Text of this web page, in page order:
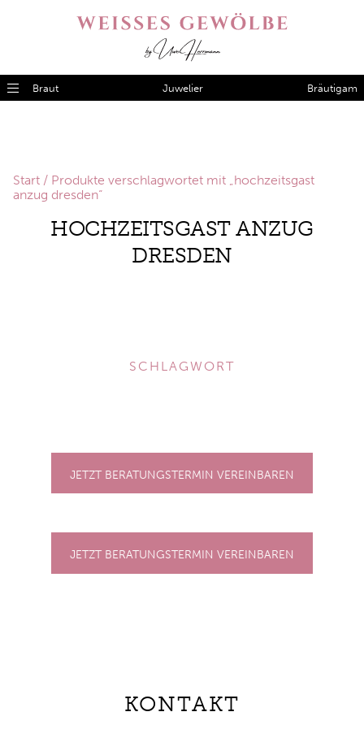
Braut Juwelier Bräutigam
Start / Produkte verschlagwortet mit „hochzeitsgast
anzug dresden“
HOCHZEITSGAST ANZUG
DRESDEN
SCHLAGWORT
JETZT BERATUNGSTERMIN VEREINBAREN
JETZT BERATUNGSTERMIN VEREINBAREN
KONTAKT